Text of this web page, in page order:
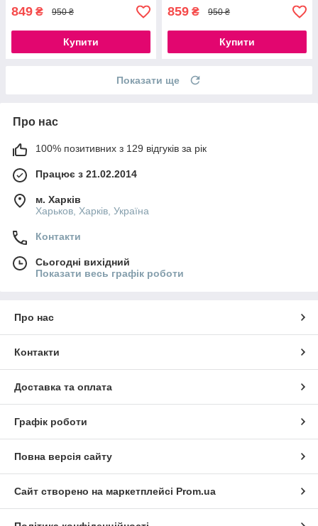
849 ₴ 950 ₴
Купити
859 ₴ 950 ₴
Купити
Показати ще
Про нас
100% позитивних з 129 відгуків за рік
Працює з 21.02.2014
м. Харків
Харьков, Харків, Україна
Контакти
Сьогодні вихідний
Показати весь графік роботи
Про нас
Контакти
Доставка та оплата
Графік роботи
Повна версія сайту
Сайт створено на маркетплейсі Prom.ua